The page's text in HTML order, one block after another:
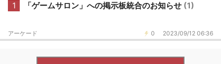
1 「ゲームサロン」への掲示板統合のお知らせ (1)
0 2023/09/12 06:36
アーケード